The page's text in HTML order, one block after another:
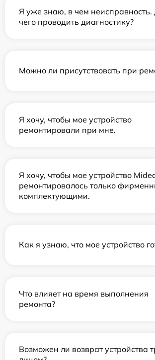
Я уже знаю, в чем неисправность.
чего проводить диагностику?
Можно ли присутствовать при
Я хочу, чтобы мое устройство
ремонтировали при мне.
Я хочу, чтобы мое устройство
ремонтировалось только
комплектующими.
Как я узнаю, что мое устройство
Что влияет на время выполнения
ремонта?
Возможен ли возврат устройства